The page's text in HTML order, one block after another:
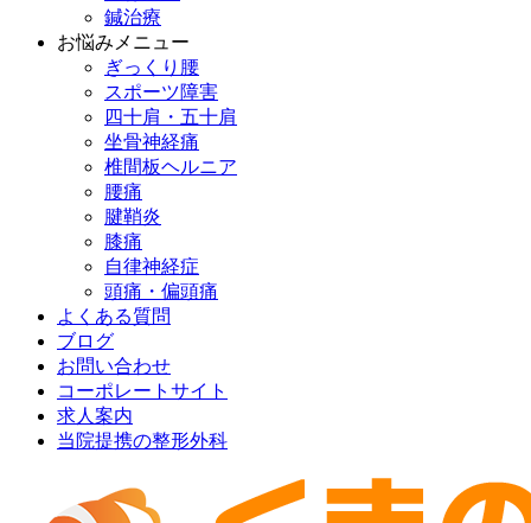
鍼治療
お悩みメニュー
ぎっくり腰
スポーツ障害
四十肩・五十肩
坐骨神経痛
椎間板ヘルニア
腰痛
腱鞘炎
膝痛
自律神経症
頭痛・偏頭痛
よくある質問
ブログ
お問い合わせ
コーポレートサイト
求人案内
当院提携の整形外科